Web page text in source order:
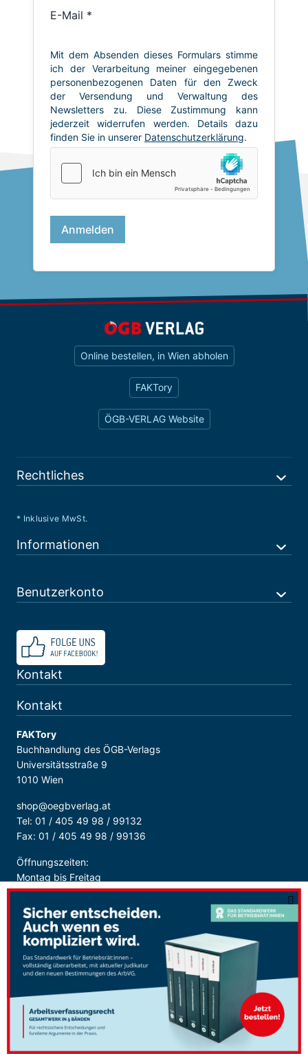
Online bestellen, in Wien abholen
FAKTory
ÖGB-VERLAG Website
Rechtliches
* Inklusive MwSt.
Informationen
Benutzerkonto
Kontakt
Kontakt
FAKTory
Buchhandlung des ÖGB-Verlags
Universitätsstraße 9
1010 Wien
shop@oegbverlag.at
Tel: 01 / 405 49 98 / 99132
Fax: 01 / 405 49 98 / 99136
Öffnungszeiten:
Montag bis Freitag
9:00 - 18:00 Uhr
durchgehend
Sicher Bezahlen: